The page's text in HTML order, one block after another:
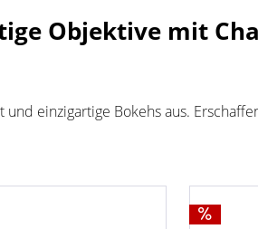
Objektive mit
einzigartige Bokehs aus.